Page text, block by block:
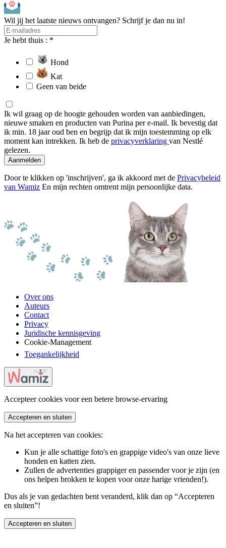
Wil jij het laatste nieuws ontvangen? Schrijf je dan nu in!
Je hebt thuis : *
Hond
Kat
Geen van beide
Ik wil graag op de hoogte gehouden worden van aanbiedingen,
nieuwe smaken en producten van Purina per e-mail. Ik bevestig dat
ik min. 18 jaar oud ben en begrijp dat ik mijn toestemming op elk
moment kan intrekken. Ik heb de privacyverklaring van Nestlé
gelezen.
Aanmelden
Door te klikken op 'inschrijven', ga ik akkoord met de Privacybeleid
van Wamiz En mijn rechten omtrent mijn persoonlijke data.
Over ons
Auteurs
Contact
Privacy
Juridische kennisgeving
Cookie-Management
Toegankelijkheid
Accepteer cookies voor een betere browse-ervaring
Accepteren en sluiten
Na het accepteren van cookies:
Kun je alle schattige foto's en grappige video's van onze lieve
honden en katten zien.
Zullen de advertenties grappiger en passender voor je zijn (en
ons helpen brokken te kopen voor onze harige vrienden!).
Dus als je van gedachten bent veranderd, klik dan op “Accepteren
en sluiten”!
Accepteren en sluiten